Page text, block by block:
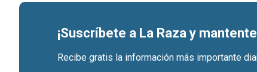
¡Suscríbete a La Raza y
Recibe gratis la información más importante